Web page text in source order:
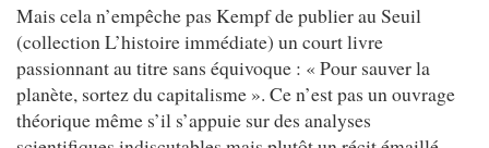
Mais cela n’empêche pas Kempf de publier au Seuil
(collection L’histoire immédiate) un court livre
passionnant au titre sans équivoque : « Pour sauver la
planète, sortez du capitalisme ». Ce n’est pas un ouvrage
théorique même s’il s’appuie sur des analyses